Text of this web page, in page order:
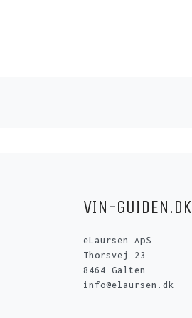
VIN-GUIDEN.DK
eLaursen ApS
Thorsvej 23
8464 Galten
info@elaursen.dk